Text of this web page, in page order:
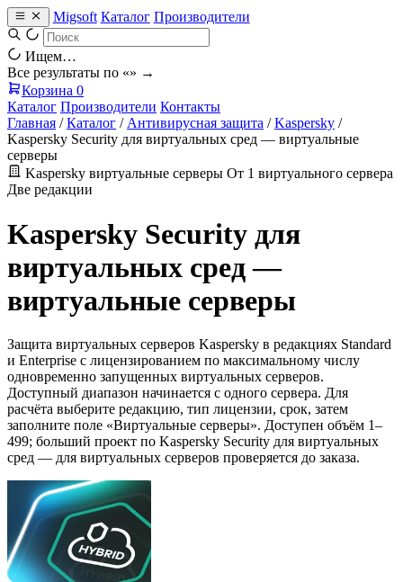
Migsoft Каталог Производители
Ищем…
Все результаты по «» →
Корзина 0
Каталог Производители Контакты
Главная / Каталог / Антивирусная защита / Kaspersky /
Kaspersky Security для виртуальных сред — виртуальные
серверы
Kaspersky виртуальные серверы От 1 виртуального сервера
Две редакции
Kaspersky Security для
виртуальных сред —
виртуальные серверы
Защита виртуальных серверов Kaspersky в редакциях Standard
и Enterprise с лицензированием по максимальному числу
одновременно запущенных виртуальных серверов.
Доступный диапазон начинается с одного сервера. Для
расчёта выберите редакцию, тип лицензии, срок, затем
заполните поле «Виртуальные серверы». Доступен объём 1–
499; больший проект по Kaspersky Security для виртуальных
сред — для виртуальных серверов проверяется до заказа.